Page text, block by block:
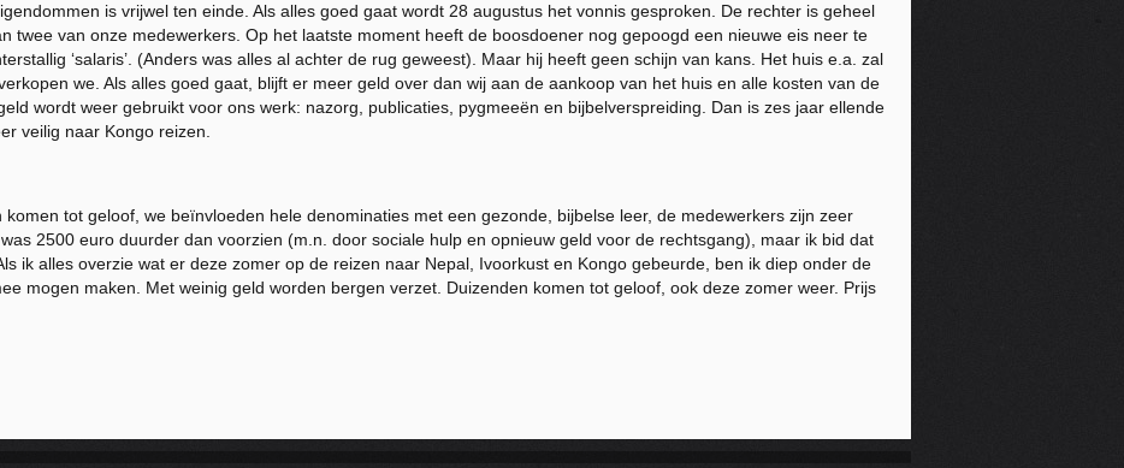
is vrijwel ten einde. Als alles goed gaat wordt 28 augustus het vonnis gesproken. De rechter is geheel
twee van onze medewerkers. Op het laatste moment heeft de boosdoener nog gepoogd een nieuwe eis neer te
‘salaris’. (Anders was alles al achter de rug geweest). Maar hij heeft geen schijn van kans. Het huis e.a. zal
we. Als alles goed gaat, blijft er meer geld over dan wij aan de aankoop van het huis en alle kosten van de
wordt weer gebruikt voor ons werk: nazorg, publicaties, pygmeeën en bijbelverspreiding. Dan is zes jaar ellende
veilig naar Kongo reizen.
tot geloof, we beïnvloeden hele denominaties met een gezonde, bijbelse leer, de medewerkers zijn zeer
2500 euro duurder dan voorzien (m.n. door sociale hulp en opnieuw geld voor de rechtsgang), maar ik bid dat
ik alles overzie wat er deze zomer op de reizen naar Nepal, Ivoorkust en Kongo gebeurde, ben ik diep onder de
mogen maken. Met weinig geld worden bergen verzet. Duizenden komen tot geloof, ook deze zomer weer. Prijs